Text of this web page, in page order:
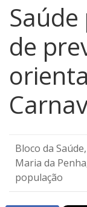
de
Bloco da
Maria da
população